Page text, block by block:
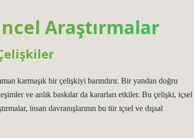
Araştırmalar
karmaşık bir çelişkiyi barındırır. Bir yandan doğru
ve anlık baskılar da kararları etkiler. Bu çelişki, içsel
insan davranışlarının bu tür içsel ve dışsal